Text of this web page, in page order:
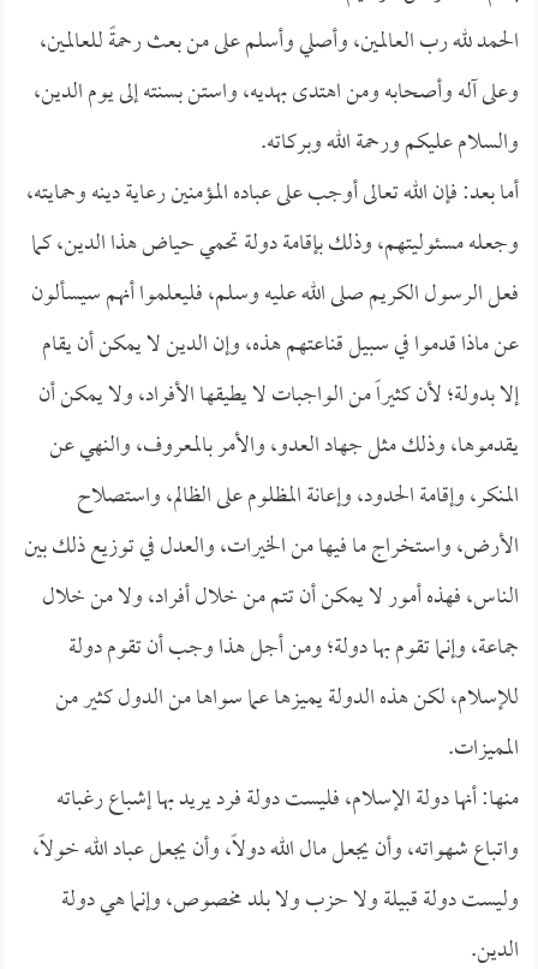
الحمد لله رب العالمين، وأصلي وأسلم على من بعث رحمةً للعالمين،
وعلى آله وأصحابه ومن اهتدى بهديه، واستن بسنته إلى يوم الدين،
والسلام عليكم ورحمة الله وبركاته.
أما بعد: فإن الله تعالى أوجب على عباده المؤمنين رعاية دينه وحمايته،
وجعله مسئوليتهم، وذلك بإقامة دولة تحمي حياض هذا الدين، كما
فعل الرسول الكريم صلى الله عليه وسلم، فليعلموا أنهم سيسألون
عن ماذا قدموا في سبيل قناعتهم هذه، وإن الدين لا يمكن أن يقام
إلا بدولة؛ لأن كثيراً من الواجبات لا يطيقها الأفراد، ولا يمكن أن
يقدموها، وذلك مثل جهاد العدو، والأمر بالمعروف، والنهي عن
المنكر، وإقامة الحدود، وإعانة المظلوم على الظالم، واستصلاح
الأرض، واستخراج ما فيها من الخيرات، والعدل في توزيع ذلك بين
الناس، فهذه أمور لا يمكن أن تتم من خلال أفراد، ولا من خلال
جماعة، وإنما تقوم بها دولة؛ ومن أجل هذا وجب أن تقوم دولة
للإسلام، لكن هذه الدولة يميزها عما سواها من الدول كثير من
المميزات.
منها: أنها دولة الإسلام، فليست دولة فرد يريد بها إشباع رغباته
واتباع شهواته، وأن يجعل مال الله دولاً، وأن يجعل عباد الله خولاً،
وليست دولة قبيلة ولا حزب ولا بلد مخصوص، وإنما هي دولة
الدين.